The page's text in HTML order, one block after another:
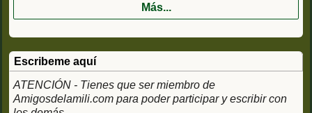
Más...
Escribeme aquí
ATENCIÓN - Tienes que ser miembro de
Amigosdelamili.com para poder participar y escribir con